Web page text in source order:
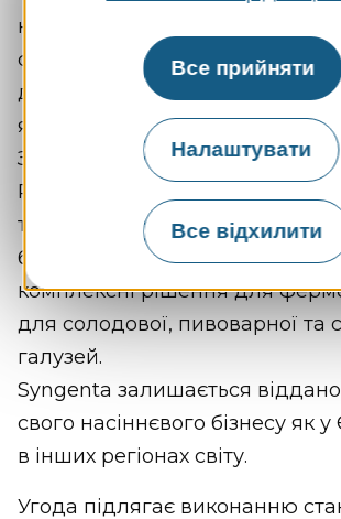
Все прийняти
Налаштувати
Все відхилити
компанією RAGT бізнесу
селекції та виробництва
дворядного ярого й озимого
ячменю.
Завдяки цьому майбутньому
RAGT розширить свій портфель
та зміцнить свої позиції й
багатьох ринках, пропонуючи
комплексні рішення для
для солодової, пивоварної та
галузей.
Syngenta залишається
свого насіннєвого бізнесу як у
в інших регіонах світу.
Угода підлягає виконанню